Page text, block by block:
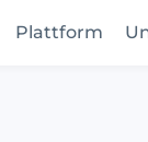
Plattform